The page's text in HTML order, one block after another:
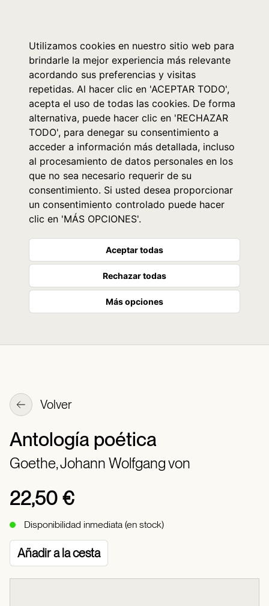
Utilizamos cookies en nuestro sitio web para
brindarle la mejor experiencia más relevante
acordando sus preferencias y visitas
repetidas. Al hacer clic en 'ACEPTAR TODO',
acepta el uso de todas las cookies. De forma
alternativa, puede hacer clic en 'RECHAZAR
TODO', para denegar su consentimiento a
acceder a información más detallada, incluso
al procesamiento de datos personales en los
que no sea necesario requerir de su
consentimiento. Si usted desea proporcionar
un consentimiento controlado puede hacer
clic en 'MÁS OPCIONES'.
Aceptar todas
Rechazar todas
Más opciones
Volver
Antología poética
Goethe, Johann Wolfgang von
22,50 €
Disponibilidad inmediata (en stock)
Añadir a la cesta